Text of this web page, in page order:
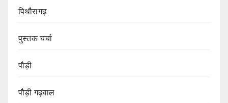
पिथौरागढ़
पुस्तक चर्चा
पौड़ी
पौड़ी गढ़वाल